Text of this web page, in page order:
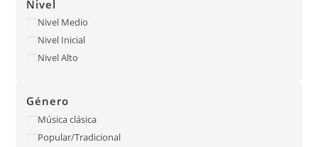
Nivel
Nivel Medio
Nivel Inicial
Nivel Alto
Género
Música clásica
Popular/Tradicional